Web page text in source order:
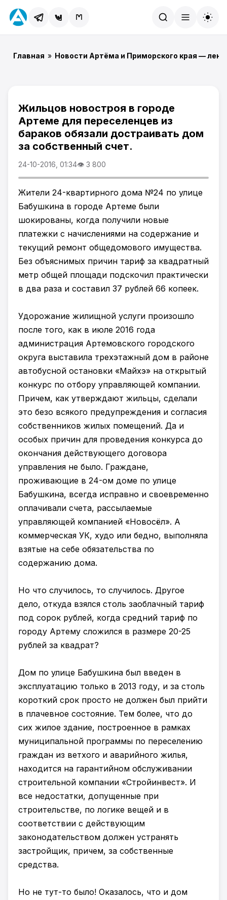
Главная » Новости Артёма и Приморского края —
Жильцов новостроя в городе
Артеме для переселенцев из
бараков обязали достраивать дом
за собственный счет.
24-10-2016, 01:34👁 3 800
Жители 24-квартирного дома №24 по улице
Бабушкина в городе Артеме были
шокированы, когда получили новые
платежки с начислениями на содержание и
текущий ремонт общедомового имущества.
Без объяснимых причин тариф за квадратный
метр общей площади подскочил практически
в два раза и составил 37 рублей 66 копеек.
Удорожание жилищной услуги произошло
после того, как в июле 2016 года
администрация Артемовского городского
округа выставила трехэтажный дом в районе
автобусной остановки «Майхэ» на открытый
конкурс по отбору управляющей компании.
Причем, как утверждают жильцы, сделали
это безо всякого предупреждения и согласия
собственников жилых помещений. Да и
особых причин для проведения конкурса до
окончания действующего договора
управления не было. Граждане,
проживающие в 24-ом доме по улице
Бабушкина, всегда исправно и своевременно
оплачивали счета, рассылаемые
управляющей компанией «Новосёл». А
коммерческая УК, худо или бедно, выполняла
взятые на себе обязательства по
содержанию дома.
Но что случилось, то случилось. Другое
дело, откуда взялся столь заоблачный тариф
под сорок рублей, когда средний тариф по
городу Артему сложился в размере 20-25
рублей за квадрат?
Дом по улице Бабушкина был введен в
эксплуатацию только в 2013 году, и за столь
короткий срок просто не должен был прийти
в плачевное состояние. Тем более, что до
сих жилое здание, построенное в рамках
муниципальной программы по переселению
граждан из ветхого и аварийного жилья,
находится на гарантийном обслуживании
строительной компании «Стройинвест». И
все недостатки, допущенные при
строительстве, по логике вещей и в
соответствии с действующим
законодательством должен устранять
застройщик, причем, за собственные
средства.
Но не тут-то было! Оказалось, что и дом